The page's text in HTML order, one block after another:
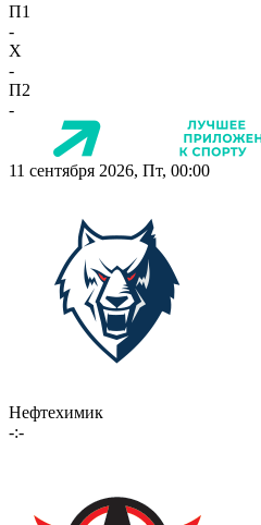
П1
-
X
-
П2
-
11 сентября 2026, Пт, 00:00
Нефтехимик
-:-